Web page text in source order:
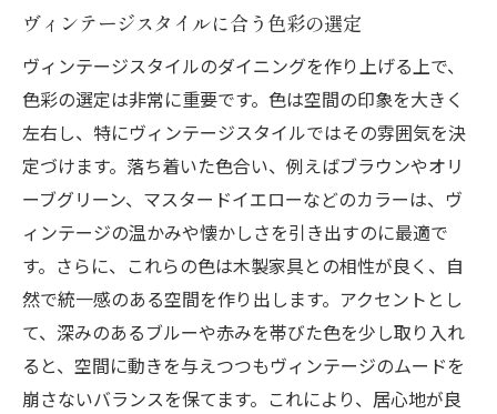
ヴィンテージスタイルに合う色彩の選定
ヴィンテージスタイルのダイニングを作り上げる上で、
色彩の選定は非常に重要です。色は空間の印象を大きく
左右し、特にヴィンテージスタイルではその雰囲気を決
定づけます。落ち着いた色合い、例えばブラウンやオリ
ーブグリーン、マスタードイエローなどのカラーは、ヴ
ィンテージの温かみや懐かしさを引き出すのに最適で
す。さらに、これらの色は木製家具との相性が良く、自
然で統一感のある空間を作り出します。アクセントとし
て、深みのあるブルーや赤みを帯びた色を少し取り入れ
ると、空間に動きを与えつつもヴィンテージのムードを
崩さないバランスを保てます。これにより、居心地が良